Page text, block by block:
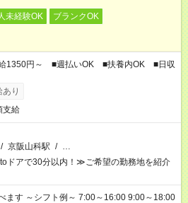
未経験OK
ブランクOK
給1350円～ ■週払いOK ■扶養内OK ■日収
り
支給
/ 京阪山科駅 / …
ドアで30分以内！≫ご希望の勤務地を紹介
9:00～18:00